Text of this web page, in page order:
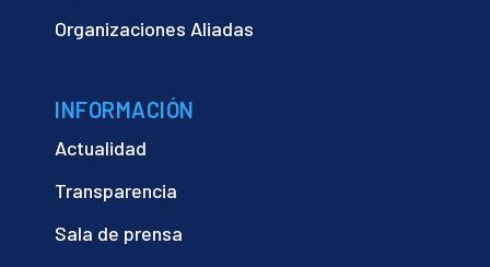
Organizaciones Aliadas
INFORMACIÓN
Actualidad
Transparencia
Sala de prensa